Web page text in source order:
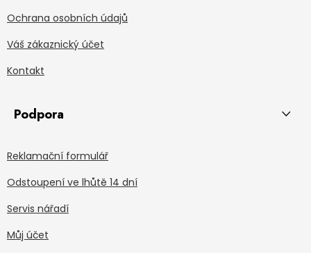
Ochrana osobních údajů
Váš zákaznický účet
Kontakt
Podpora
Reklamační formulář
Odstoupení ve lhůtě 14 dní
Servis nářadí
Můj účet